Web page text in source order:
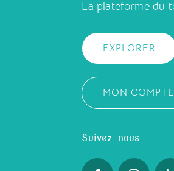
La plateforme du
EXPLORER
MON COMPTE
Suivez-nous